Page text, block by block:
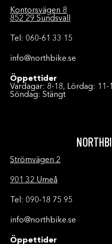
Kontorsvägen 8
852 29 Sundsvall
Tel: 060-61 33 15
info@northbike.se
Öppettider
Vardagar: 8-18, Lördag: 11-
Söndag: Stängt
Strömvägen 2
901 32 Umeå
Tel: 090-18 75 95
info@northbike.se
Öppettider